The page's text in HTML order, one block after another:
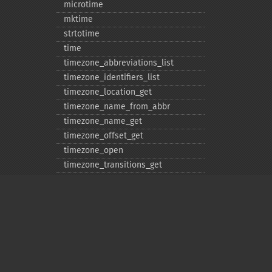
microtime
mktime
strtotime
time
timezone_​abbreviations_​list
timezone_​identifiers_​list
timezone_​location_​get
timezone_​name_​from_​abbr
timezone_​name_​get
timezone_​offset_​get
timezone_​open
timezone_​transitions_​get